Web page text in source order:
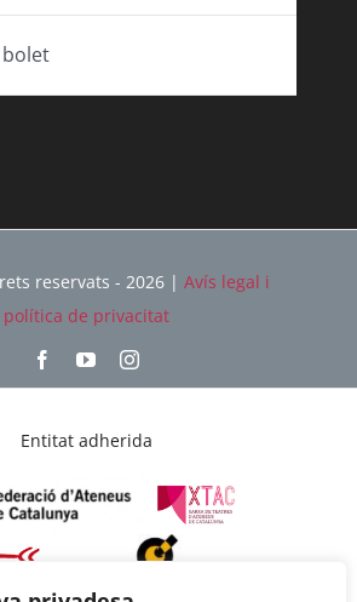
reservats - 2026 | Avís legal i
política de privacitat
Entitat adherida